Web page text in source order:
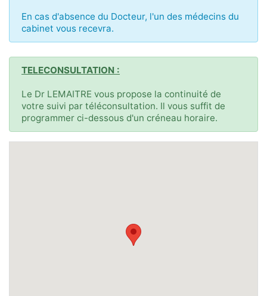
En cas d'absence du Docteur, l'un des médecins du
cabinet vous recevra.
TELECONSULTATION :
Le Dr LEMAITRE vous propose la continuité de
votre suivi par téléconsultation. Il vous suffit de
programmer ci-dessous d'un créneau horaire.